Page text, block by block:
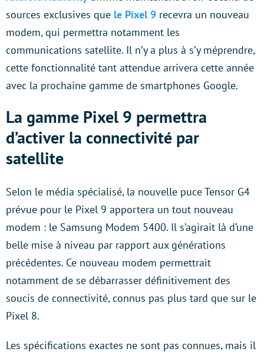
sources exclusives que le Pixel 9 recevra un nouveau
modem, qui permettra notamment les
communications satellite. Il n’y a plus à s’y méprendre,
cette fonctionnalité tant attendue arrivera cette année
avec la prochaine gamme de smartphones Google.
La gamme Pixel 9 permettra
d’activer la connectivité par
satellite
Selon le média spécialisé, la nouvelle puce Tensor G4
prévue pour le Pixel 9 apportera un tout nouveau
modem : le Samsung Modem 5400. Il s’agirait là d’une
belle mise à niveau par rapport aux générations
précédentes. Ce nouveau modem permettrait
notamment de se débarrasser définitivement des
soucis de connectivité, connus pas plus tard que sur le
Pixel 8.
Les spécifications exactes ne sont pas connues, mais il